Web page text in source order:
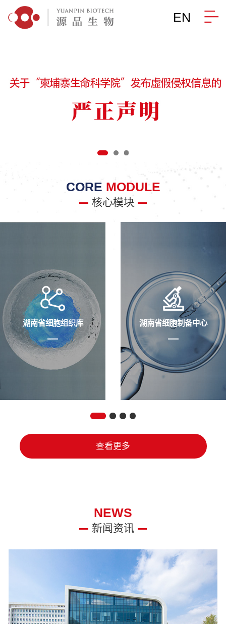
EN
CORE MODULE
核心模块
湖南省细胞组织库 湖南省细胞制备中心
查看更多
NEWS
新闻资讯